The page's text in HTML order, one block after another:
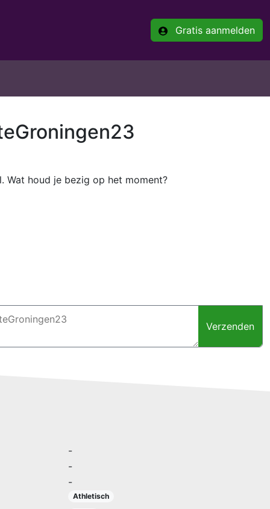
Gratis aanmelden
Wat houd je bezig op het moment?
Verzenden
-
-
-
Athletisch